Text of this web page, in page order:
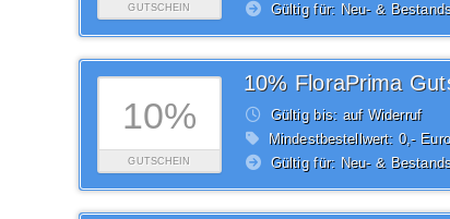
GUTSCHEIN
Gültig für: Neu- &
10%
GUTSCHEIN
10% FloraPrima
Gültig bis: auf Widerruf
Mindestbestellwert: 0,- Euro
Gültig für: Neu- &